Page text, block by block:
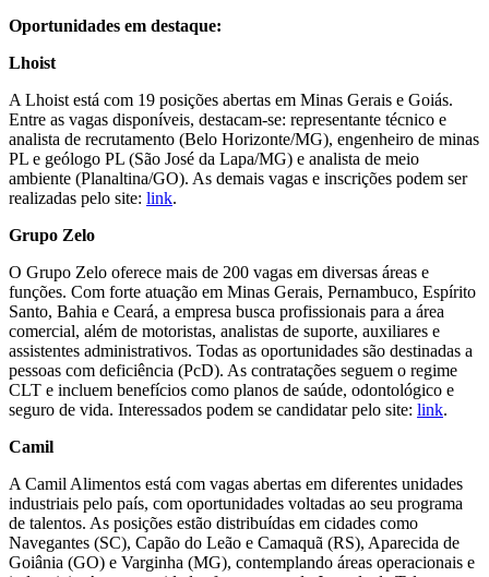
Oportunidades em destaque:
Lhoist
A Lhoist está com 19 posições abertas em Minas Gerais e Goiás.
Entre as vagas disponíveis, destacam-se: representante técnico e
analista de recrutamento (Belo Horizonte/MG), engenheiro de minas
PL e geólogo PL (São José da Lapa/MG) e analista de meio
ambiente (Planaltina/GO). As demais vagas e inscrições podem ser
realizadas pelo site: link.
Grupo Zelo
O Grupo Zelo oferece mais de 200 vagas em diversas áreas e
funções. Com forte atuação em Minas Gerais, Pernambuco, Espírito
Santo, Bahia e Ceará, a empresa busca profissionais para a área
comercial, além de motoristas, analistas de suporte, auxiliares e
assistentes administrativos. Todas as oportunidades são destinadas a
pessoas com deficiência (PcD). As contratações seguem o regime
CLT e incluem benefícios como planos de saúde, odontológico e
seguro de vida. Interessados podem se candidatar pelo site: link.
Camil
A Camil Alimentos está com vagas abertas em diferentes unidades
industriais pelo país, com oportunidades voltadas ao seu programa
de talentos. As posições estão distribuídas em cidades como
Navegantes (SC), Capão do Leão e Camaquã (RS), Aparecida de
Goiânia (GO) e Varginha (MG), contemplando áreas operacionais e